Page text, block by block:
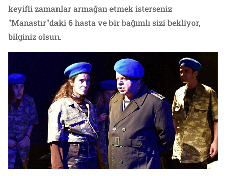
keyifli zamanlar armağan etmek isterseniz
"Manastır"daki 6 hasta ve bir bağımlı sizi bekliyor,
bilginiz olsun.